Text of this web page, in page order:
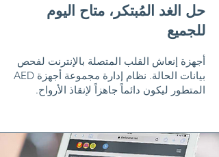
حل الغد المُبتكر، متاح اليوم
للجميع
أجهزة إنعاش القلب المتصلة بالإنترنت لفحص
بيانات الحالة. نظام إدارة مجموعة أجهزة AED
المتطور ليكون دائماً جاهزاً لإنقاذ الأرواح.